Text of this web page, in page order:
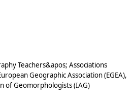
Teachers&apos; Associations
Geographic Association (EGEA),
of Geomorphologists (IAG)